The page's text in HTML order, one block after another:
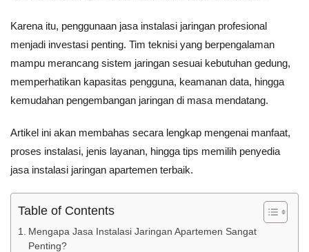
Karena itu, penggunaan jasa instalasi jaringan profesional
menjadi investasi penting. Tim teknisi yang berpengalaman
mampu merancang sistem jaringan sesuai kebutuhan gedung,
memperhatikan kapasitas pengguna, keamanan data, hingga
kemudahan pengembangan jaringan di masa mendatang.
Artikel ini akan membahas secara lengkap mengenai manfaat,
proses instalasi, jenis layanan, hingga tips memilih penyedia
jasa instalasi jaringan apartemen terbaik.
Table of Contents
Mengapa Jasa Instalasi Jaringan Apartemen Sangat
Penting?